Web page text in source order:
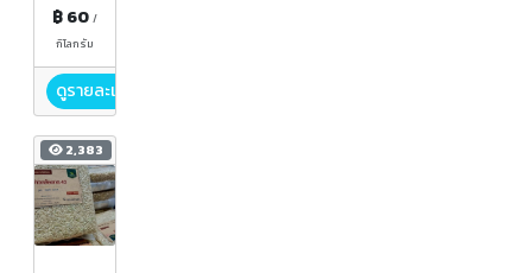
฿ 60 /
กิโลกรัม
ดูรายละเอียด
2,383